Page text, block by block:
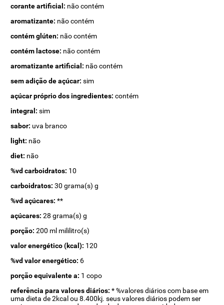
corante artificial: não contém
aromatizante: não contém
contém glúten: não contém
contém lactose: não contém
aromatizante artificial: não contém
sem adição de açúcar: sim
açúcar próprio dos ingredientes: contém
integral: sim
sabor: uva branco
light: não
diet: não
%vd carboidratos: 10
carboidratos: 30 grama(s) g
%vd açúcares: **
açúcares: 28 grama(s) g
porção: 200 ml mililitro(s)
valor energético (kcal): 120
%vd valor energético: 6
porção equivalente a: 1 copo
referência para valores diários: * %valores diários com base em
uma dieta de 2kcal ou 8.400kj. seus valores diários podem ser